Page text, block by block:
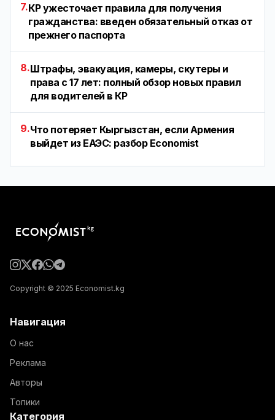
7.КР ужесточает правила для получения
гражданства: введен обязательный отказ от
прежнего паспорта
8.Штрафы, эвакуация, камеры, скутеры и
права с 17 лет: полный обзор новых правил
для водителей в КР
9.Что потеряет Кыргызстан, если Армения
выйдет из ЕАЭС: разбор Economist
Copyright © 2025 Economist.kg
Навигация
О нас
Реклама
Авторы
Топики
Категория